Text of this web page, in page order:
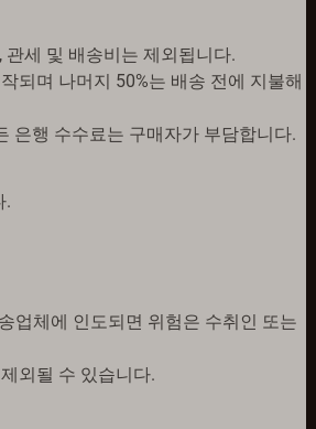
세 및 배송비는 제외됩니다.
되며 나머지 50%는 배송 전에 지불해
은행 수수료는 구매자가 부담합니다.
.
업체에 인도되면 위험은 수취인 또는
외될 수 있습니다.